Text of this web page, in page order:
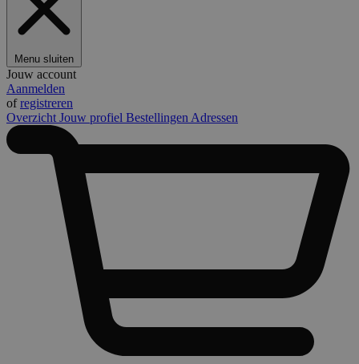
Menu sluiten
Jouw account
Aanmelden
ofregistreren
Overzicht Jouw profiel Bestellingen Adressen